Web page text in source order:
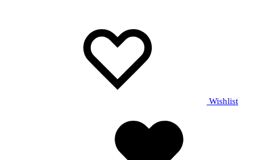
Wishlist